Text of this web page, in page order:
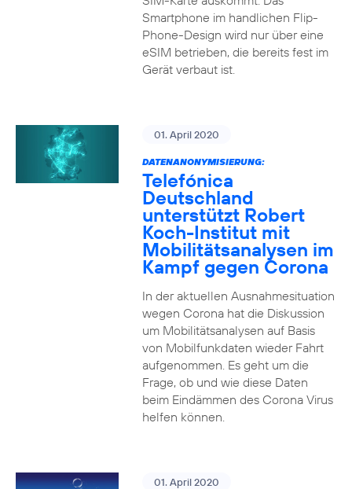
Smartphone im handlichen Flip-
Phone-Design wird nur über eine
eSIM betrieben, die bereits fest im
Gerät verbaut ist.
01. April 2020
DATENANONYMISIERUNG:
Telefónica
Deutschland
unterstützt Robert
Koch-Institut mit
Mobilitätsanalysen im
Kampf gegen Corona
In der aktuellen Ausnahmesituation
wegen Corona hat die Diskussion
um Mobilitätsanalysen auf Basis
von Mobilfunkdaten wieder Fahrt
aufgenommen. Es geht um die
Frage, ob und wie diese Daten
beim Eindämmen des Corona Virus
helfen können.
01. April 2020